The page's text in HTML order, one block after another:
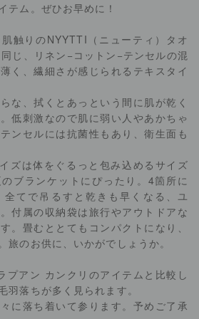
テム。ぜひお早めに！
触りのNYYTTI（ニューティ）タオ
同じ、リネン−コットン−テンセルの混
く、繊細さが感じられるテキスタイ
な、拭くとあっという間に肌が乾く
低刺激なので肌に弱い人やあかちゃ
ンセルには抗菌性もあり、衛生面も
ズは体をぐるっと包み込めるサイズ
ブランケットにぴったり。4箇所に
てで吊るすと乾きも早くなる、ユ
付属の収納袋は旅行やアウトドアな
。畳むととてもコンパクトになり、
旅のお供に、いかがでしょうか。
プアン カンクリのアイテムと比較し
羽落ちが多く見られます。
に落ち着いて参ります。予めご了承